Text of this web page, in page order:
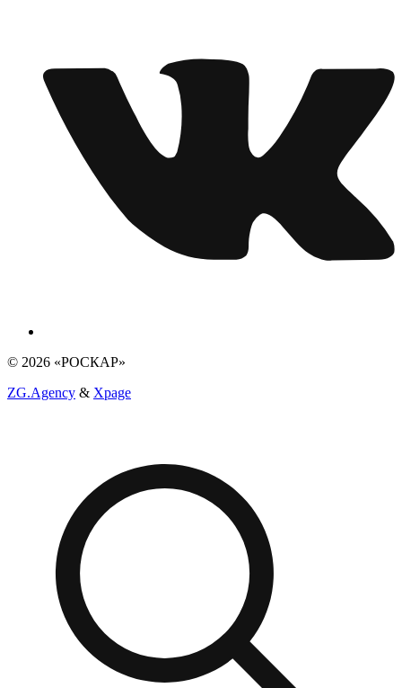
© 2026 «РОСКАР»
ZG.Agency & Xpage